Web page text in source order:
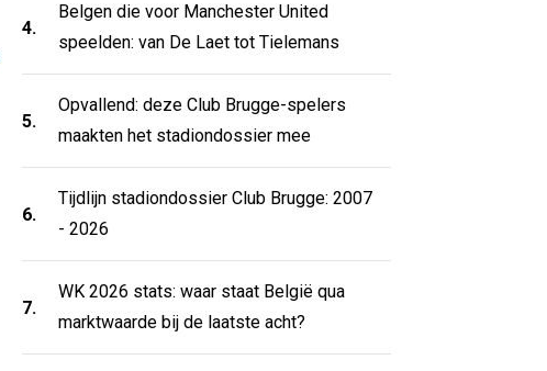
4.
Belgen die voor Manchester United
speelden: van De Laet tot Tielemans
5.
Opvallend: deze Club Brugge-spelers
maakten het stadiondossier mee
6.
Tijdlijn stadiondossier Club Brugge: 2007
- 2026
7.
WK 2026 stats: waar staat België qua
marktwaarde bij de laatste acht?